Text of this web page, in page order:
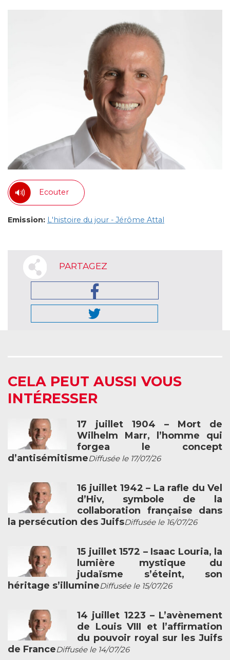
Ecouter
Emission: L'histoire du jour - Jérôme Attal
PARTAGEZ
CELA PEUT AUSSI VOUS
INTÉRESSER
17 juillet 1904 – Mort de
Wilhelm Marr, l’homme qui
forgea le concept
d’antisémitismeDiffusée le 17/07/26
16 juillet 1942 – La rafle du Vel
d’Hiv, symbole de la
collaboration française dans
la persécution des JuifsDiffusée le 16/07/26
15 juillet 1572 – Isaac Louria, la
lumière mystique du
judaïsme s’éteint, son
héritage s’illumineDiffusée le 15/07/26
14 juillet 1223 – L’avènement
de Louis VIII et l’affirmation
du pouvoir royal sur les Juifs
de FranceDiffusée le 14/07/26